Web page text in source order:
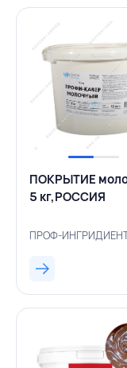
ПОКРЫТИЕ
5 кг,РОССИЯ